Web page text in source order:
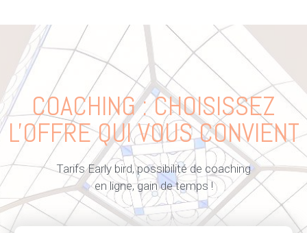
COACHING : CHOISISSEZ
L'OFFRE QUI VOUS CONVIENT
Tarifs Early bird, possibilité de coaching
en ligne, gain de temps !